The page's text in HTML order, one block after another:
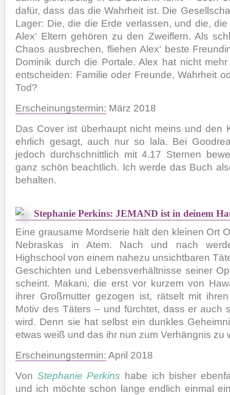
dafür, dass das die Wahrheit ist. Die
Lager: Die, die die Erde verlassen, und die,
Alex‘ Eltern gehören zu den Zweiflern. Als
Chaos ausbrechen, fliehen Alex‘ beste
Dominik durch die Portale. Alex hat nicht
entscheiden: Familie oder Freunde, Wahrheit
Tod?
Erscheinungstermin: März 2018
Das Cover ist überhaupt nicht meins und den
ehrlich gesagt, auch nur so lala. Bei
jedoch durchschnittlich mit 4.17 Sternen
ganz schön beachtlich. Ich werde das Buch
behalten.
Stephanie Perkins: JEMAND ist in deinem
Eine grausame Mordserie hält den kleinen Ort
Nebraskas in Atem. Nach und nach
Highschool von einem nahezu unsichtbaren
Geschichten und Lebensverhältnisse seiner
scheint. Makani, die erst vor kurzem von
ihrer Großmutter gezogen ist, rätselt mit
Motiv des Täters – und fürchtet, dass er auch
wird. Denn sie hat selbst ein dunkles
etwas weiß und das ihr nun zum Verhängnis zu
Erscheinungstermin: April 2018
Von Stephanie Perkins habe ich bisher
und ich möchte schon lange endlich einmal